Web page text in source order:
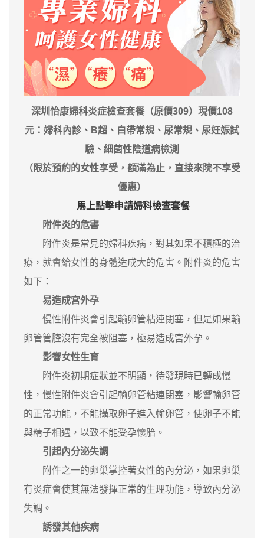
深圳怡康婦科炎症檢查套餐（原價309）現價108
元：婦科內診、B超、白帶常規、尿常規、尿妊娠試
驗、細菌性陰道病檢測
（限於預約的女性享受，額滿為止，直接來院不享受
優惠）
馬上點擊申請婦科檢查套餐
附件炎的危害
附件炎是常見的婦科疾病，對其如果不積極的治
療，就會給女性的身體造成大的危害。附件炎的危害
如下：
易造成宮外孕
慢性附件炎會引起輸卵管粘連閉塞，但是如果輸
卵管管腔沒有完全被阻塞，極易造成宮外孕。
影響女性生育
附件炎初期症狀並不明顯，待發現時已轉成慢
性，慢性附件炎會引起輸卵管粘連閉塞，影響輸卵管
的正常功能，不能攝取卵子進入輸卵管，使卵子不能
與精子相遇，以致不能受孕懷胎。
引起內分泌失調
附件之一的卵巢掌控著女性的內分泌，如果卵巢
有炎症會使其無法發揮正常的生理功能，導致內分泌
失調。
誘發其他疾病